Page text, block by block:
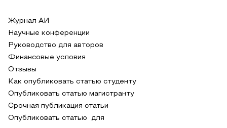
Журнал АИ
Научные конференции
Руководство для авторов
Финансовые условия
Отзывы
Как опубликовать статью студенту
Опубликовать статью магистранту
Срочная публикация статьи
Опубликовать статью для